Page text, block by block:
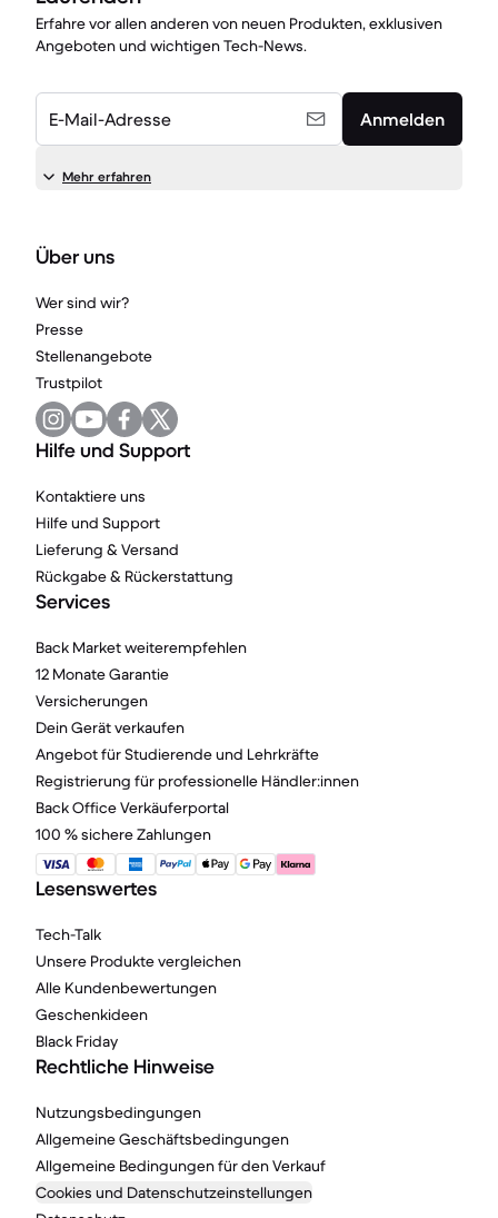
Erfahre vor allen anderen von neuen Produkten, exklusiven
Angeboten und wichtigen Tech-News.
E-Mail-Adresse Anmelden
Mehr erfahren
Über uns
Wer sind wir?
Presse
Stellenangebote
Trustpilot
Hilfe und Support
Kontaktiere uns
Hilfe und Support
Lieferung & Versand
Rückgabe & Rückerstattung
Services
Back Market weiterempfehlen
12 Monate Garantie
Versicherungen
Dein Gerät verkaufen
Angebot für Studierende und Lehrkräfte
Registrierung für professionelle Händler:innen
Back Office Verkäuferportal
100 % sichere Zahlungen
Lesenswertes
Tech-Talk
Unsere Produkte vergleichen
Alle Kundenbewertungen
Geschenkideen
Black Friday
Rechtliche Hinweise
Nutzungsbedingungen
Allgemeine Geschäftsbedingungen
Allgemeine Bedingungen für den Verkauf
Cookies und Datenschutzeinstellungen